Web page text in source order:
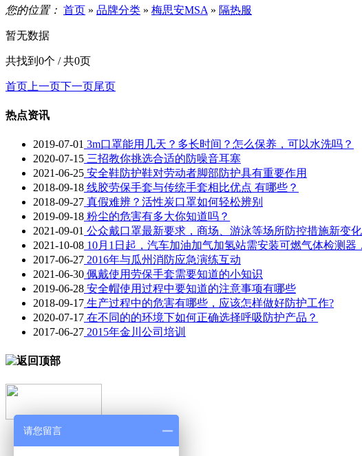
您的位置： 首页 » 品牌分类 » 梅思安MSA » 隔热服
暂无数据
共找到0个 / 共0页
首页 上一页下一页尾页
热点资讯
2019-07-01 3m口罩能用几天？多长时间？怎么保养，可以水洗吗？
2020-07-15 三招教你挑选合适的防噪音耳塞
2021-06-25 安全鞋防护鞋对劳动者脚部防护具有重要作用
2018-09-18 线胶劳保手套与传统手套相比优点 有哪些？
2018-09-27 真假难辨？活性炭口罩如何轻松辨别
2019-09-18 粉尘的危害有多大你知道吗？
2021-09-01 公众戴口罩最新要求，商场、游泳等场所防控措施新变
2021-10-08 10月1日起，汽车加油加气加氢站需安装可燃气体检测
2017-06-27 2016年与瓜州消防应急演练互动
2021-06-30 佩戴使用劳保手套需要知道的小知识
2019-06-28 安全帽使用过程中要知道的注意事项有哪些
2018-09-17 生产过程中的危害有哪些，应该怎样做好防护工作?
2020-07-17 在不同的的环境下如何正确选择呼吸防护产品？
2017-06-27 2015年金川公司培训
凯瑞德首页
请您留言